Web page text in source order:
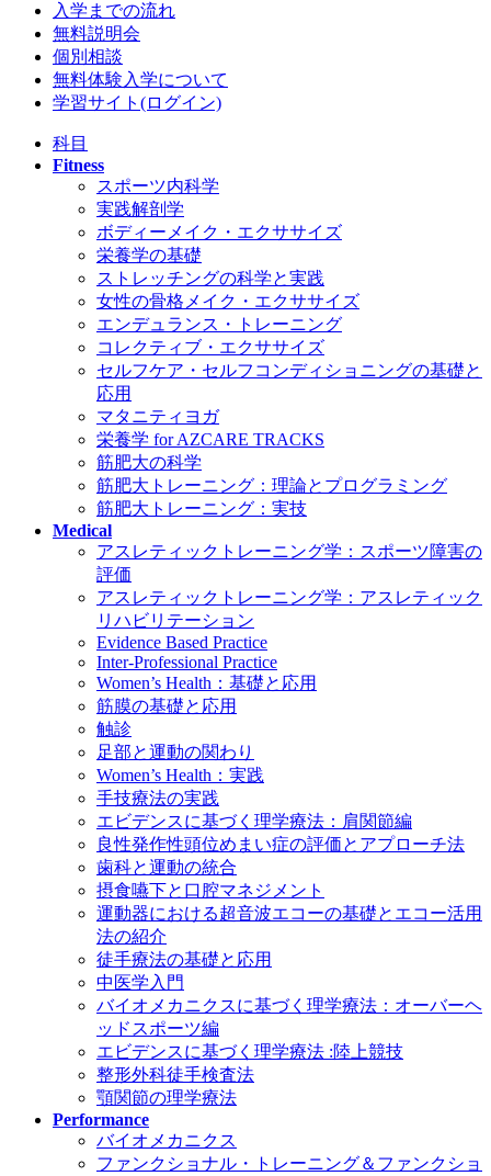
入学までの流れ
無料説明会
個別相談
無料体験入学について
学習サイト(ログイン)
科目
Fitness
スポーツ内科学
実践解剖学
ボディーメイク・エクササイズ
栄養学の基礎
ストレッチングの科学と実践
女性の骨格メイク・エクササイズ
エンデュランス・トレーニング
コレクティブ・エクササイズ
セルフケア・セルフコンディショニングの基礎と
応用
マタニティヨガ
栄養学 for AZCARE TRACKS
筋肥大の科学
筋肥大トレーニング：理論とプログラミング
筋肥大トレーニング：実技
Medical
アスレティックトレーニング学：スポーツ障害の
評価
アスレティックトレーニング学：アスレティック
リハビリテーション
Evidence Based Practice
Inter-Professional Practice
Women’s Health：基礎と応用
筋膜の基礎と応用
触診
足部と運動の関わり
Women’s Health：実践
手技療法の実践
エビデンスに基づく理学療法：肩関節編
良性発作性頭位めまい症の評価とアプローチ法
歯科と運動の統合
摂食嚥下と口腔マネジメント
運動器における超音波エコーの基礎とエコー活用
法の紹介
徒手療法の基礎と応用
中医学入門
バイオメカニクスに基づく理学療法：オーバーヘ
ッドスポーツ編
エビデンスに基づく理学療法 :陸上競技
整形外科徒手検査法
顎関節の理学療法
Performance
バイオメカニクス
ファンクショナル・トレーニング＆ファンクショ